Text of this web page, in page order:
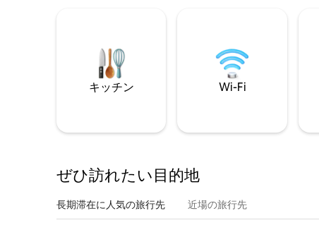
キッチン Wi-Fi
ぜひ訪⁠れ⁠た⁠い目⁠的⁠地
長期滞在に人気の旅行先 近場の旅行先